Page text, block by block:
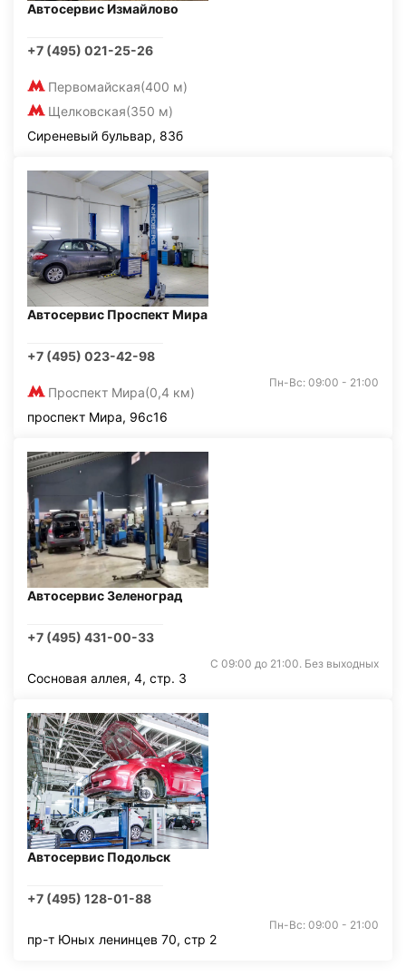
Автосервис Измайлово
+7 (495) 021-25-26
Первомайская(400 м)
Щелковская(350 м)
Сиреневый бульвар, 83б
Автосервис Проспект Мира
+7 (495) 023-42-98
Проспект Мира(0,4 км)
Пн-Вс: 09:00 - 21:00
проспект Мира, 96с16
Автосервис Зеленоград
+7 (495) 431-00-33
С 09:00 до 21:00. Без выходных
Сосновая аллея, 4, стр. 3
Автосервис Подольск
+7 (495) 128-01-88
Пн-Вс: 09:00 - 21:00
пр-т Юных ленинцев 70, стр 2